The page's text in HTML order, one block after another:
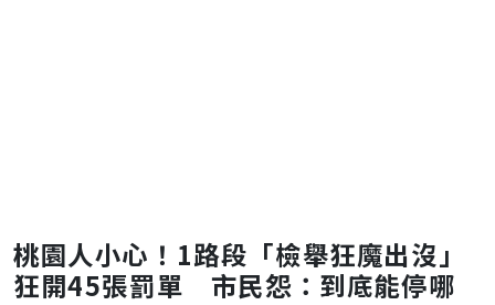
桃園人小心！1路段「檢舉狂魔出沒」
狂開45張罰單 市民怨：到底能停哪